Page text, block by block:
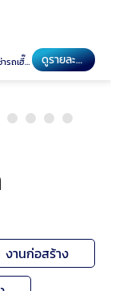
ฮี๊ยบ ระยอง ดูรายละเอียด
งานก่อสร้าง